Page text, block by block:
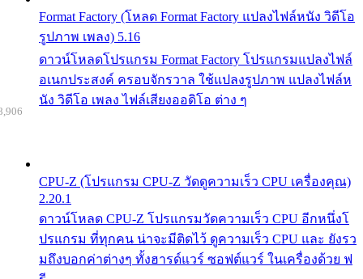
Format Factory (โหลด Format Factory แปลงไฟล์หนัง วิดีโอ
รูปภาพ เพลง) 5.16
ดาวน์โหลดโปรแกรม Format Factory โปรแกรมแปลงไฟล์
อเนกประสงค์ ครอบจักรวาล ใช้แปลงรูปภาพ แปลงไฟล์ห
นัง วิดีโอ เพลง ไฟล์เสียงออดิโอ ต่าง ๆ
CPU-Z (โปรแกรม CPU-Z วัดดูความเร็ว CPU เครื่องคุณ)
2.20.1
ดาวน์โหลด CPU-Z โปรแกรมวัดความเร็ว CPU อีกหนึ่งโ
ปรแกรม ที่ทุกคน น่าจะมีติดไว้ ดูความเร็ว CPU และ ยังรว
มถึงบอกค่าต่างๆ ทั้งฮารด์แวร์ ซอฟต์แวร์ ในเครื่องด้วย ฟ